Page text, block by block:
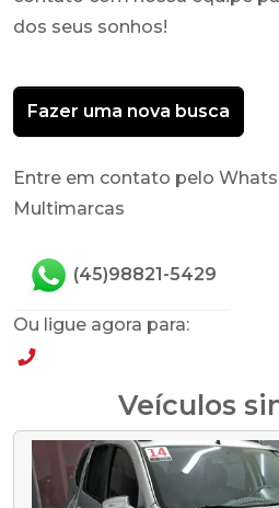
dos seus sonhos!
Fazer uma nova busca
Entre em contato pelo
Multimarcas
(45)98821-5429
Ou ligue agora para:
Veículos